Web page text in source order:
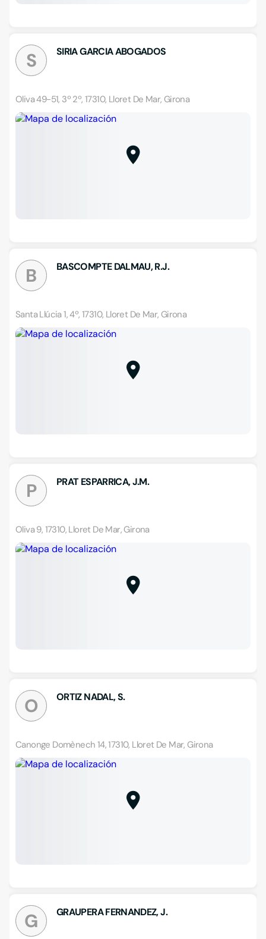
S SIRIA GARCIA ABOGADOS
Oliva 49-51, 3º 2º, 17310, Lloret De Mar, Girona
B BASCOMPTE DALMAU, R.J.
Santa Llúcia 1, 4º, 17310, Lloret De Mar, Girona
P PRAT ESPARRICA, J.M.
Oliva 9, 17310, Lloret De Mar, Girona
O ORTIZ NADAL, S.
Canonge Domènech 14, 17310, Lloret De Mar, Girona
G GRAUPERA FERNANDEZ, J.